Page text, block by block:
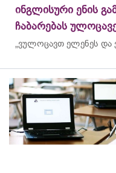
ინგლისური ენის
ჩაბარებას
„ვულოცავთ ელენეს და